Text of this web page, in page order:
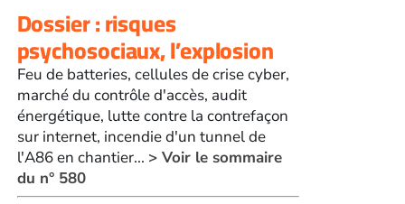
Dossier : risques
psychosociaux, l’explosion
Feu de batteries, cellules de crise cyber,
marché du contrôle d'accès, audit
énergétique, lutte contre la contrefaçon
sur internet, incendie d'un tunnel de
l'A86 en chantier... > Voir le sommaire
du n° 580